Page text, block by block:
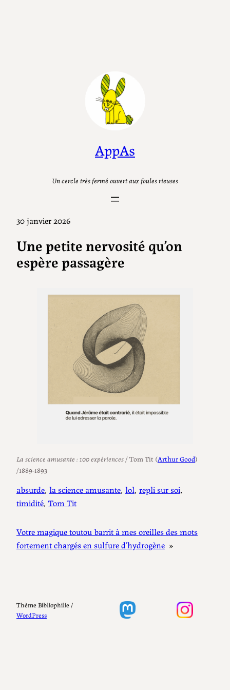
AppAs
Un cercle très fermé ouvert aux foules rieuses
30 janvier 2026
Une petite nervosité qu’on
espère passagère
La science amusante : 100 expériences / Tom Tit (Arthur Good)
/1889-1893
absurde, la science amusante, lol, repli sur soi
timidité, Tom Tit
Votre magique toutou barrit à mes oreilles des mots
fortement chargés en sulfure d’hydrogène »
Thème Bibliophilie /
WordPress